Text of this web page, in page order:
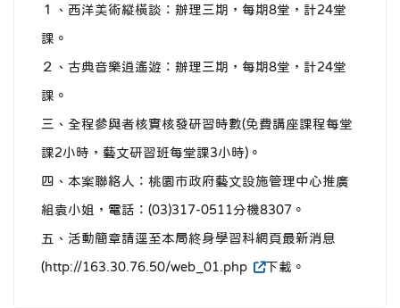
１、西洋美術縱橫談：辦理三期，每期8堂，計24堂
課。
２、古典音樂逍遙遊：辦理三期，每期8堂，計24堂
課。
三、全程參與者核實核發研習時數(免費講座課程每堂
課2小時，藝文研習班每堂課3小時)。
四、本案聯絡人：桃園市政府藝文設施管理中心推廣
組袁小姐，電話：(03)317-0511分機8307。
五、活動簡章請逕至本局終身學習科網頁最新消息
(http://163.30.76.50/web_01.php 下載。